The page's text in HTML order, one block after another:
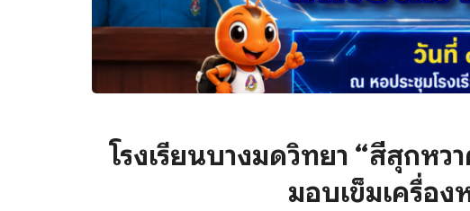
โรงเรียนบางมดวิทยา “สีสุกห
มอบเข็มเครื่อง